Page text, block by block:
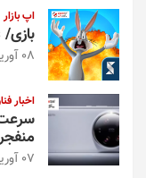
اپ بازار
بازی/ Looney Tunes؛ شهری بزرگ بسازید
08 آوریل 2024
اخبار
سرعت
07 آوریل 2024